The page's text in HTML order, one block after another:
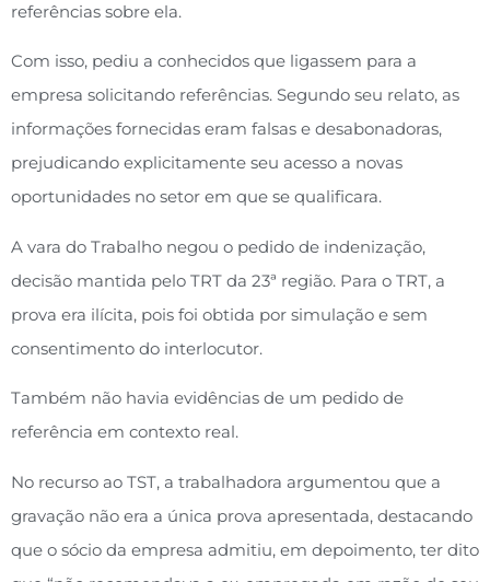
referências sobre ela.
Com isso, pediu a conhecidos que ligassem para a
empresa solicitando referências. Segundo seu relato, as
informações fornecidas eram falsas e desabonadoras,
prejudicando explicitamente seu acesso a novas
oportunidades no setor em que se qualificara.
A vara do Trabalho negou o pedido de indenização,
decisão mantida pelo TRT da 23ª região. Para o TRT, a
prova era ilícita, pois foi obtida por simulação e sem
consentimento do interlocutor.
Também não havia evidências de um pedido de
referência em contexto real.
No recurso ao TST, a trabalhadora argumentou que a
gravação não era a única prova apresentada, destacando
que o sócio da empresa admitiu, em depoimento, ter dito